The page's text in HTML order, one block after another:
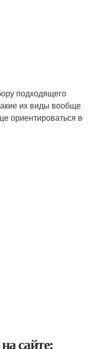
подходящего
их виды вообще
ориентироваться в
сайте: